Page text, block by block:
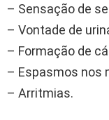
– Sensação de
– Vontade de
– Formação de
– Espasmos nos
– Arritmias.